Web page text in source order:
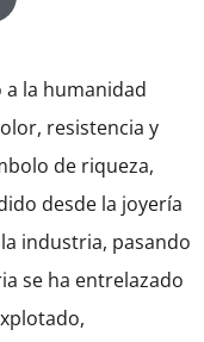
a la humanidad
resistencia y
de riqueza,
desde la joyería
industria, pasando
se ha entrelazado